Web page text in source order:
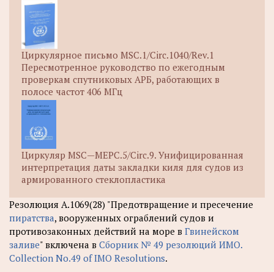
Циркулярное письмо MSC.1/Circ.1040/Rev.1
Пересмотренное руководство по ежегодным
проверкам спутниковых АРБ, работающих в
полосе частот 406 МГц
Циркуляр MSC—MEPC.5/Circ.9. Унифицированная
интерпретация даты закладки киля для судов из
армированного стеклопластика
Резолюция А.1069(28) "Предотвращение и пресечение
пиратства, вооруженных ограблений судов и
противозаконных действий на море в Гвинейском
заливе" включена в Сборник № 49 резолюций ИМО.
Collection No.49 of IMO Resolutions.